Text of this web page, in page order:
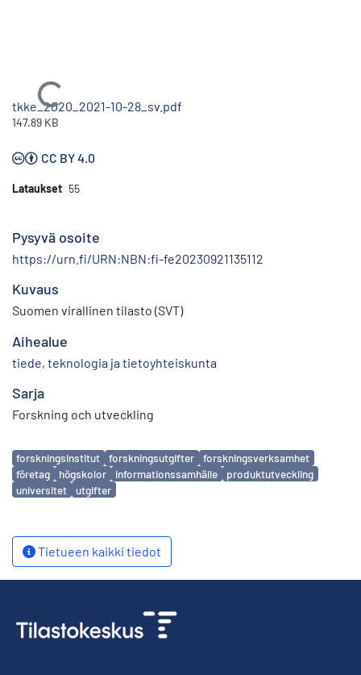
Ladataan...
tkke_2020_2021-10-28_sv.pdf
147.89 KB
CC BY 4.0
Lataukset 55
Pysyvä osoite
https://urn.fi/URN:NBN:fi-fe20230921135112
Kuvaus
Suomen virallinen tilasto (SVT)
Aihealue
tiede, teknologia ja tietoyhteiskunta
Sarja
Forskning och utveckling
Avainsanat
forskningsinstitut forskningsutgifter
forskningsverksamhet
företag
högskolor informationssamhälle
produktutveckling
universitet
utgifter
Tietueen kaikki tiedot